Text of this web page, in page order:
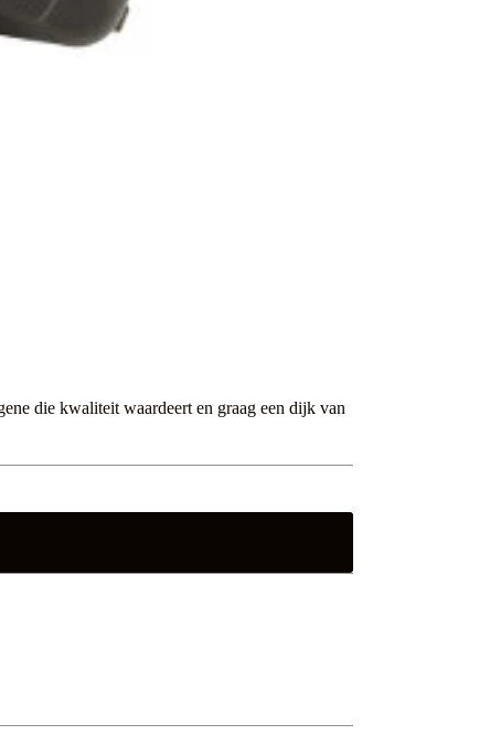
die kwaliteit waardeert en graag een dijk van